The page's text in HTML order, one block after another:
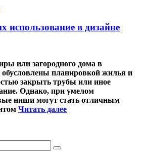
использование в дизайне
или загородного дома в
обусловлены планировкой жилья и
закрыть трубы или иное
Однако, при умелом
ниши могут стать отличным
Читать далее